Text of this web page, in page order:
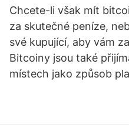
Chcete-li však mít
za skutečné peníze,
své kupující, aby vám
Bitcoiny jsou také
místech jako způsob